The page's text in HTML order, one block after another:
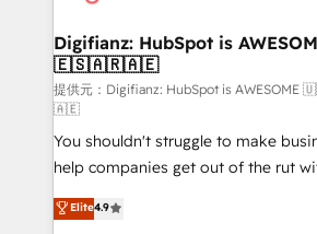
Transformation / Web Development
Sales Consulting • Marketing Automation
makes us different? 🚀 Top 0.5% of global HubSpot
agencies ⚙️ The strongest technical ability and
integration capabilities 💼 Consultative, long-term
partners who will embed ourselves
business, processes and systems 🏢 We specialise in
working with mid-market and
Digifianz: HubSpot is
🇪🇸🇦🇷🇦🇪
提供元：Digifianz: HubSpot is
🇦🇪
You shouldn't struggle to make
help companies get out of the rut
process-oriented teams
Marketing, Sales, Service, CMS and
Elite4.9